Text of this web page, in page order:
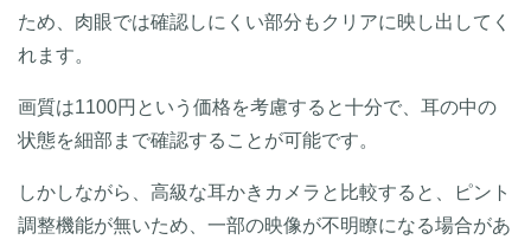
ため、肉眼では確認しにくい部分もクリアに映し出してく
れます。
画質は1100円という価格を考慮すると十分で、耳の中の
状態を細部まで確認することが可能です。
しかしながら、高級な耳かきカメラと比較すると、ピント
調整機能が無いため、一部の映像が不明瞭になる場合があ